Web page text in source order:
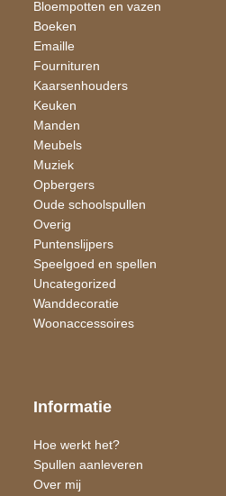
Bloempotten en vazen
Boeken
Emaille
Fournituren
Kaarsen​houders
Keuken
Manden
Meubels
Muziek
Opbergers
Oude schoolspullen
Overig
Puntenslijpers
Speelgoed en spellen
Uncategorized
Wand​decoratie
Woon​accessoires
Informatie
Hoe werkt het?
Spullen aanleveren
Over mij